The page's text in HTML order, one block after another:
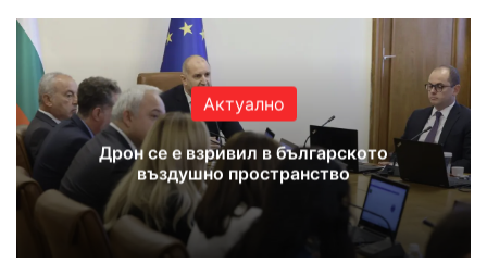
Актуално
Дрон се е взривил в българското
въздушно пространство